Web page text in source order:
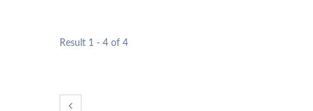
Result 1 - 4 of 4